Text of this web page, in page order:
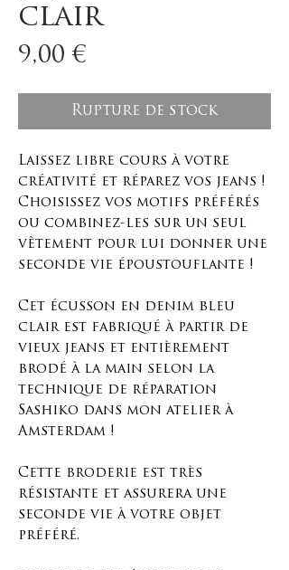
clair
9,00 €Prix
Rupture de stock
Laissez libre cours à votre
créativité et réparez vos jeans !
Choisissez vos motifs préférés
ou combinez-les sur un seul
vêtement pour lui donner une
seconde vie époustouflante !
Cet écusson en denim bleu
clair est fabriqué à partir de
vieux jeans et entièrement
brodé à la main selon la
technique de réparation
Sashiko dans mon atelier à
Amsterdam !
Cette broderie est très
résistante et assurera une
seconde vie à votre objet
préféré.